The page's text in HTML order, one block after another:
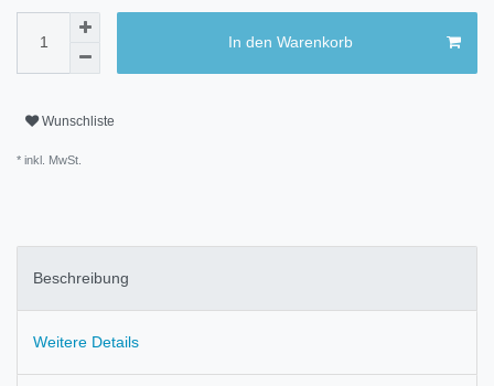
In den Warenkorb
Wunschliste
* inkl. MwSt.
Beschreibung
Weitere Details